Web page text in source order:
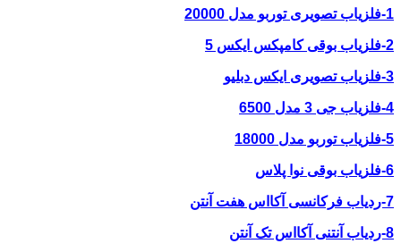
1-فلزیاب تصویری توربو مدل 20000
2-فلزیاب بوقی کامپکس ایکس 5
3-فلزیاب تصویری ایکس دبلیو
4-فلزیاب جی 3 مدل 6500
5-فلزیاب توربو مدل 18000
6-فلزیاب بوقی نوا پلاس
7-ردیاب فرکانسی آکااس هفت آنتن
8-ردیاب آنتنی آکااس تک آنتن